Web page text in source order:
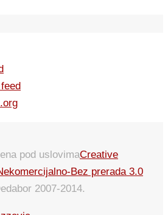
pod uslovimaCreative
Bez prerada 3.0
2007-2014.